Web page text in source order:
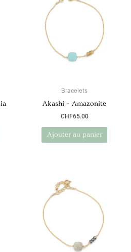
Bracelets
Akashi – Amazonite
CHF65.00
Ajouter au panier